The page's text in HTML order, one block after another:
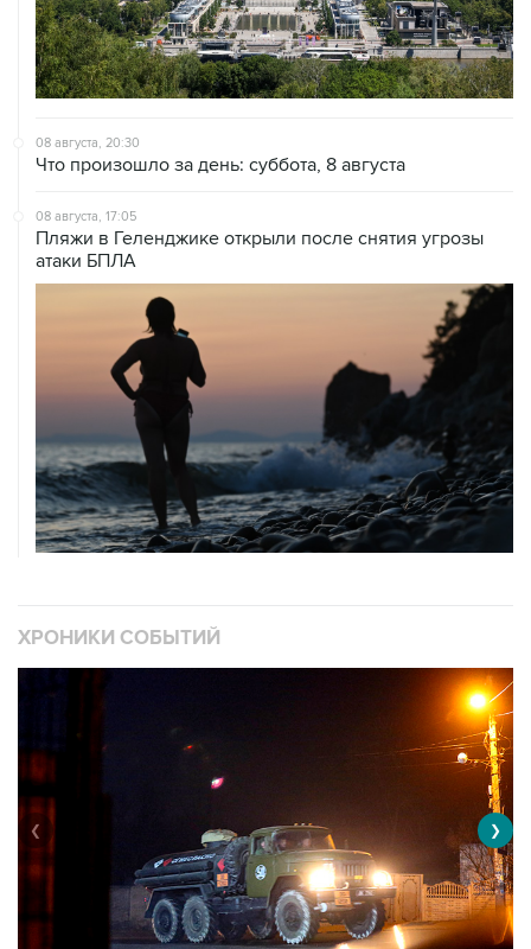
08 августа, 20:30
Что произошло за день: суббота, 8 августа
08 августа, 17:05
Пляжи в Геленджике открыли после снятия угрозы
атаки БПЛА
ХРОНИКИ СОБЫТИЙ
❮ ❯